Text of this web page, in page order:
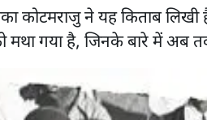
कोटमराजु ने यह किताब
मथा गया है, जिनके बारे में अब